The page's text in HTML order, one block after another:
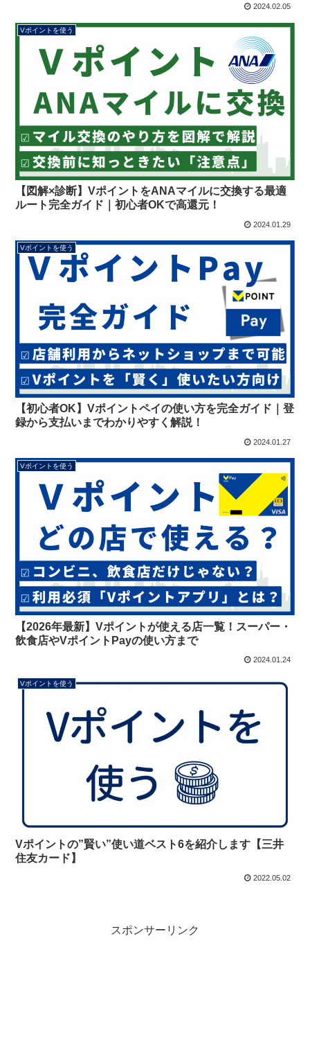
2024.02.05
Vポイントを使う
【図解×診断】VポイントをANAマイルに交換する最適
ルート完全ガイド｜初心者OKで高還元！
2024.01.29
Vポイントを使う
【初心者OK】Vポイントペイの使い方を完全ガイド｜登
録から支払いまでわかりやすく解説！
2024.01.27
Vポイントを使う
【2026年最新】Vポイントが使える店一覧！スーパー・
飲食店やVポイントPayの使い方まで
2024.01.24
Vポイントを使う
Vポイントの”賢い”使い道ベスト6を紹介します【三井
住友カード】
2022.05.02
スポンサーリンク